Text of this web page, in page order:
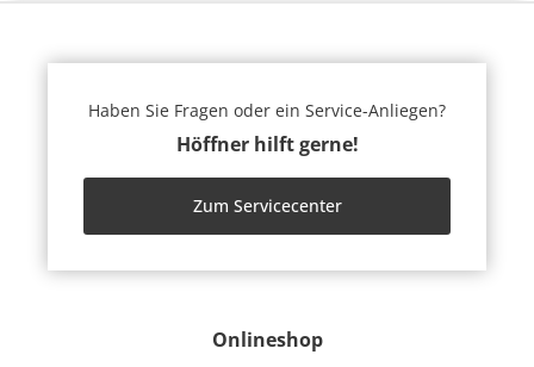
Onlineshop
Haben Sie Fragen oder ein Service-Anliegen?
Höffner hilft gerne!
Zum Servicecenter